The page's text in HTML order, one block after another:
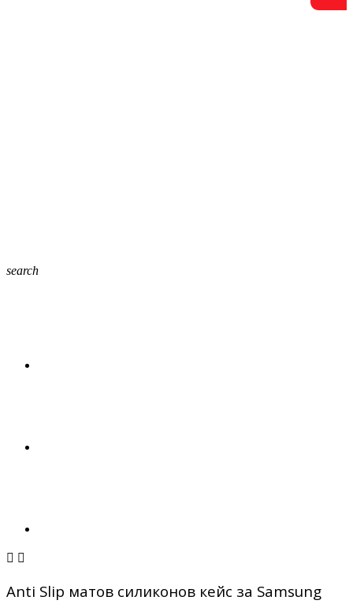
search
 
Anti Slip матов силиконов кейс за Samsung